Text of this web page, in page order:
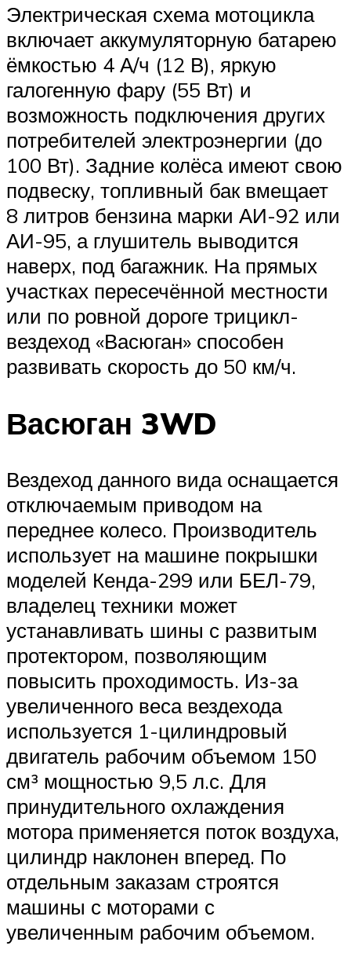
Электрическая схема мотоцикла
включает аккумуляторную батарею
ёмкостью 4 А/ч (12 В), яркую
галогенную фару (55 Вт) и
возможность подключения других
потребителей электроэнергии (до
100 Вт). Задние колёса имеют свою
подвеску, топливный бак вмещает
8 литров бензина марки АИ-92 или
АИ-95, а глушитель выводится
наверх, под багажник. На прямых
участках пересечённой местности
или по ровной дороге трицикл-
вездеход «Васюган» способен
развивать скорость до 50 км/ч.
Васюган 3WD
Вездеход данного вида оснащается
отключаемым приводом на
переднее колесо. Производитель
использует на машине покрышки
моделей Кенда-299 или БЕЛ-79,
владелец техники может
устанавливать шины с развитым
протектором, позволяющим
повысить проходимость. Из-за
увеличенного веса вездехода
используется 1-цилиндровый
двигатель рабочим объемом 150
см³ мощностью 9,5 л.с. Для
принудительного охлаждения
мотора применяется поток воздуха,
цилиндр наклонен вперед. По
отдельным заказам строятся
машины с моторами с
увеличенным рабочим объемом.